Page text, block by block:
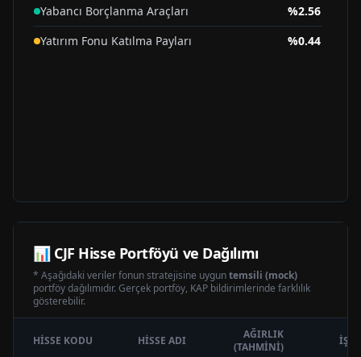
Yabancı Borçlanma Araçları
%2.56
Yatırım Fonu Katılma Payları
%0.44
📊 CJF Hisse Portföyü ve Dağılımı
* Aşağıdaki veriler fonun stratejisine uyguntemsili (mock)
portföy dağılımıdır. Gerçek portföy, KAP bildirimlerinde farklılık
gösterebilir.
HISSE KODU HISSE ADI
AĞIRLIK
(TAHMINI)